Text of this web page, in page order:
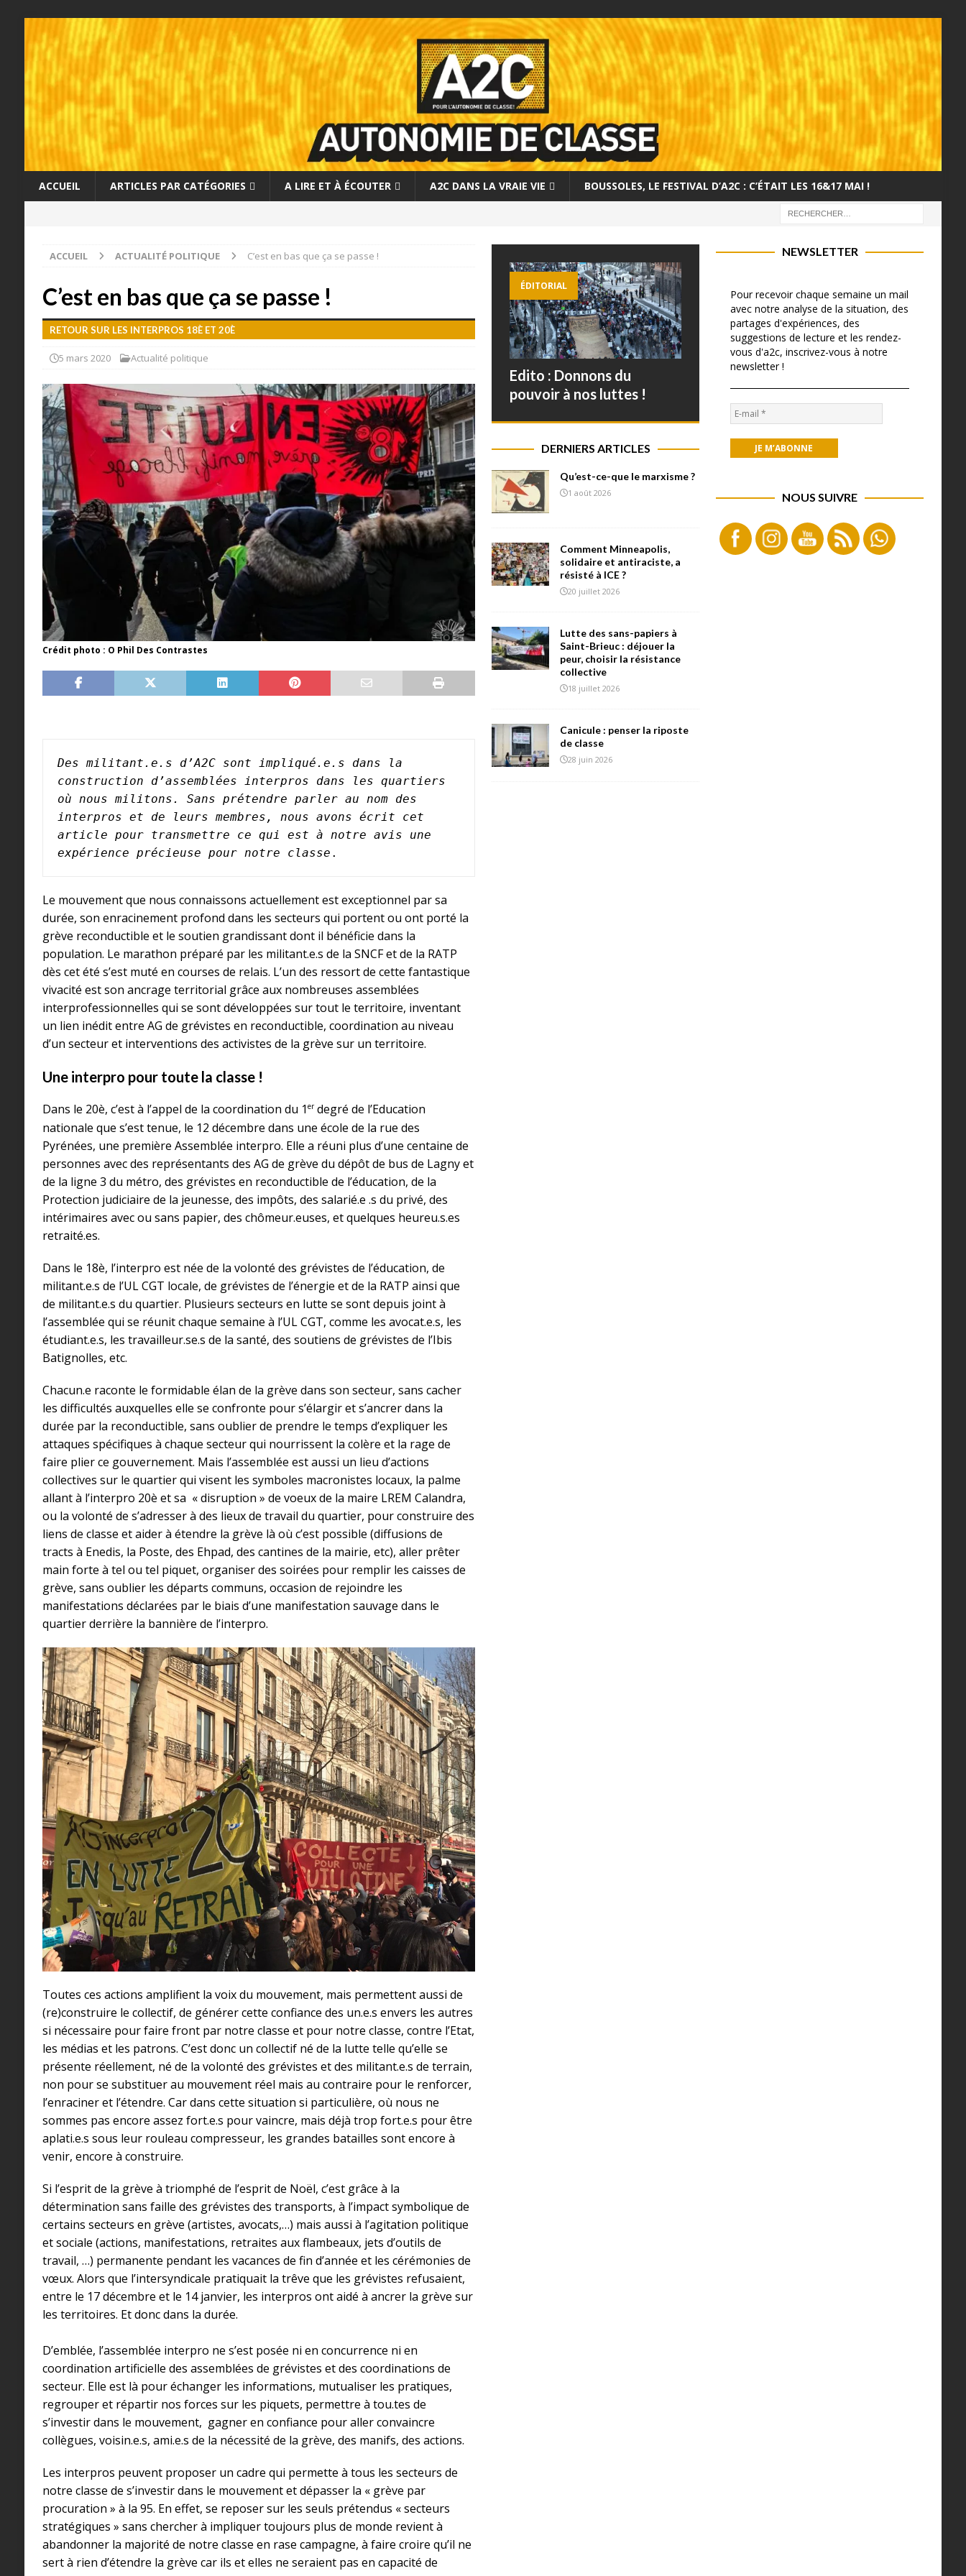
ACCUEIL ARTICLES PAR CATÉGORIES A LIRE ET À ÉCOUTER A2C DANS LA VRAIE VIE BOUSSOLES, LE FESTIVAL D’A2C : C’ÉTAIT LES 16&17 MAI !
ACCUEIL ACTUALITÉ POLITIQUE C’est en bas que ça se passe !
C’est en bas que ça se passe !
RETOUR SUR LES INTERPROS 18È ET 20È
5 mars 2020 Actualité politique
Crédit photo : O Phil Des Contrastes
Des militant.e.s d’A2C sont impliqué.e.s dans la
construction d’assemblées interpros dans les quartiers
où nous militons. Sans prétendre parler au nom des
interpros et de leurs membres, nous avons écrit cet
article pour transmettre ce qui est à notre avis une
expérience précieuse pour notre classe .
Le mouvement que nous connaissons actuellement est exceptionnel par sa
durée, son enracinement profond dans les secteurs qui portent ou ont porté la
grève reconductible et le soutien grandissant dont il bénéficie dans la
population. Le marathon préparé par les militant.e.s de la SNCF et de la RATP
dès cet été s’est muté en courses de relais. L’un des ressort de cette fantastique
vivacité est son ancrage territorial grâce aux nombreuses assemblées
interprofessionnelles qui se sont développées sur tout le territoire, inventant
un lien inédit entre AG de grévistes en reconductible, coordination au niveau
d’un secteur et interventions des activistes de la grève sur un territoire.
Une interpro pour toute la classe !
Dans le 20è, c’est à l’appel de la coordination du 1 erdegré de l’Education
nationale que s’est tenue, le 12 décembre dans une école de la rue des
Pyrénées, une première Assemblée interpro. Elle a réuni plus d’une centaine de
personnes avec des représentants des AG de grève du dépôt de bus de Lagny et
de la ligne 3 du métro, des grévistes en reconductible de l’éducation, de la
Protection judiciaire de la jeunesse, des impôts, des salarié.e .s du privé, des
intérimaires avec ou sans papier, des chômeur.euses, et quelques heureu.s.es
retraité.es.
Dans le 18è, l’interpro est née de la volonté des grévistes de l’éducation, de
militant.e.s de l’UL CGT locale, de grévistes de l’énergie et de la RATP ainsi que
de militant.e.s du quartier. Plusieurs secteurs en lutte se sont depuis joint à
l’assemblée qui se réunit chaque semaine à l’UL CGT, comme les avocat.e.s, les
étudiant.e.s, les travailleur.se.s de la santé, des soutiens de grévistes de l’Ibis
Batignolles, etc.
Chacun.e raconte le formidable élan de la grève dans son secteur, sans cacher
les difficultés auxquelles elle se confronte pour s’élargir et s’ancrer dans la
durée par la reconductible, sans oublier de prendre le temps d’expliquer les
attaques spécifiques à chaque secteur qui nourrissent la colère et la rage de
faire plier ce gouvernement. Mais l’assemblée est aussi un lieu d’actions
collectives sur le quartier qui visent les symboles macronistes locaux, la palme
allant à l’interpro 20è et sa « disruption » de voeux de la maire LREM Calandra,
ou la volonté de s’adresser à des lieux de travail du quartier, pour construire des
liens de classe et aider à étendre la grève là où c’est possible (diffusions de
tracts à Enedis, la Poste, des Ehpad, des cantines de la mairie, etc), aller prêter
main forte à tel ou tel piquet, organiser des soirées pour remplir les caisses de
grève, sans oublier les départs communs, occasion de rejoindre les
manifestations déclarées par le biais d’une manifestation sauvage dans le
quartier derrière la bannière de l’interpro.
Toutes ces actions amplifient la voix du mouvement, mais permettent aussi de
(re)construire le collectif, de générer cette confiance des un.e.s envers les autres
si nécessaire pour faire front par notre classe et pour notre classe, contre l’Etat,
les médias et les patrons. C’est donc un collectif né de la lutte telle qu’elle se
présente réellement, né de la volonté des grévistes et des militant.e.s de terrain,
non pour se substituer au mouvement réel mais au contraire pour le renforcer,
l’enraciner et l’étendre. Car dans cette situation si particulière, où nous ne
sommes pas encore assez fort.e.s pour vaincre, mais déjà trop fort.e.s pour être
aplati.e.s sous leur rouleau compresseur, les grandes batailles sont encore à
venir, encore à construire.
Si l’esprit de la grève à triomphé de l’esprit de Noël, c’est grâce à la
détermination sans faille des grévistes des transports, à l’impact symbolique de
certains secteurs en grève (artistes, avocats,…) mais aussi à l’agitation politique
et sociale (actions, manifestations, retraites aux flambeaux, jets d’outils de
travail, …) permanente pendant les vacances de fin d’année et les cérémonies de
vœux. Alors que l’intersyndicale pratiquait la trêve que les grévistes refusaient,
entre le 17 décembre et le 14 janvier, les interpros ont aidé à ancrer la grève sur
les territoires. Et donc dans la durée.
D’emblée, l’assemblée interpro ne s’est posée ni en concurrence ni en
coordination artificielle des assemblées de grévistes et des coordinations de
secteur. Elle est là pour échanger les informations, mutualiser les pratiques,
regrouper et répartir nos forces sur les piquets, permettre à tou.tes de
s’investir dans le mouvement, gagner en confiance pour aller convaincre
collègues, voisin.e.s, ami.e.s de la nécessité de la grève, des manifs, des actions.
Les interpros peuvent proposer un cadre qui permette à tous les secteurs de
notre classe de s’investir dans le mouvement et dépasser la « grève par
procuration » à la 95. En effet, se reposer sur les seuls prétendus « secteurs
stratégiques » sans chercher à impliquer toujours plus de monde revient à
abandonner la majorité de notre classe en rase campagne, à faire croire qu’il ne
sert à rien d’étendre la grève car ils et elles ne seraient pas en capacité de
ÉDITORIAL
Edito : Donnons du
pouvoir à nos luttes !
DERNIERS ARTICLES
Qu’est-ce-que le marxisme ?
1 août 2026
Comment Minneapolis,
solidaire et antiraciste, a
résisté à ICE ?
20 juillet 2026
Lutte des sans-papiers à
Saint-Brieuc : déjouer la
peur, choisir la résistance
collective
18 juillet 2026
Canicule : penser la riposte
de classe
28 juin 2026
NEWSLETTER
Pour recevoir chaque semaine un mail
avec notre analyse de la situation, des
partages d'expériences, des
suggestions de lecture et les rendez-
vous d'a2c, inscrivez-vous à notre
newsletter !
NOUS SUIVRE